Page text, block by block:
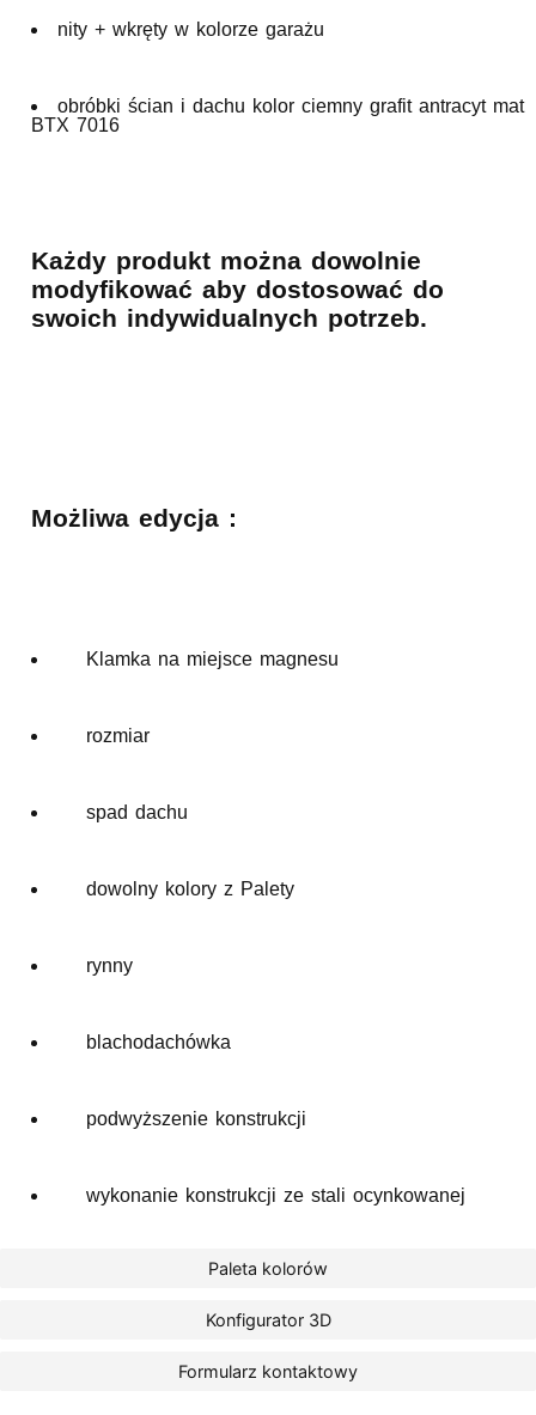
Paleta kolorów
Konfigurator 3D
Formularz kontaktowy
nity + wkręty w kolorze garażu
obróbki ścian i dachu kolor ciemny grafit antracyt mat
BTX 7016
Każdy produkt można dowolnie
modyfikować aby dostosować do
swoich indywidualnych potrzeb.
Możliwa edycja :
Klamka na miejsce magnesu
rozmiar
spad dachu
dowolny kolory z Palety
rynny
blachodachówka
podwyższenie konstrukcji
wykonanie konstrukcji ze stali ocynkowanej